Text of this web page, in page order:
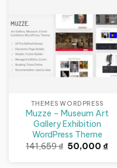
THEMES WORDPRESS
Muzze – Museum Art
Gallery Exhibition
WordPress Theme
141,659₫ Giá
gốc
50,000₫Giá